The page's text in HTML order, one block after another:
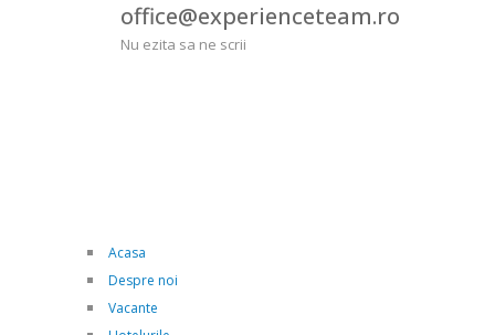
office@experienceteam.ro
Nu ezita sa ne scrii
Acasa
Despre noi
Vacante